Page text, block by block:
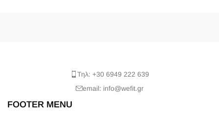
Τηλ: +30 6949 222 639
email: info@wefit.gr
FOOTER MENU